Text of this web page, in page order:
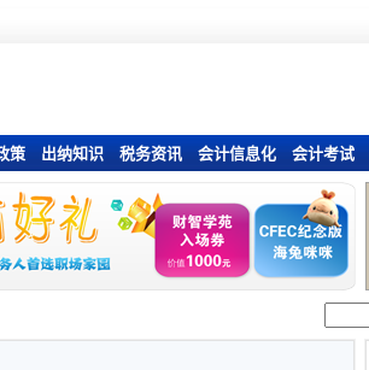
策 出纳知识 税务资讯 会计信息化 会计考试